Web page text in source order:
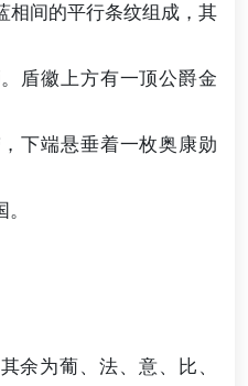
相间的平行条纹组成，其
盾徽上方有一顶公爵金
下端悬垂着一枚奥康勋
余为葡、法、意、比、